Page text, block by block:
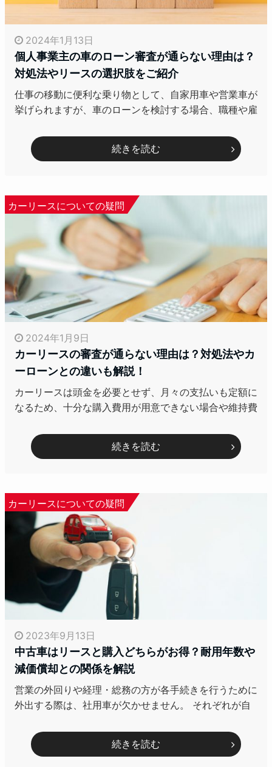
2024年1月13日
個人事業主の車のローン審査が通らない理由は？
対処法やリースの選択肢をご紹介
仕事の移動に便利な乗り物として、自家用車や営業車が
挙げられますが、車のローンを検討する場合、職種や雇
続きを読む
カーリースについての疑問
2024年1月9日
カーリースの審査が通らない理由は？対処法やカ
ーローンとの違いも解説！
カーリースは頭金を必要とせず、月々の支払いも定額に
なるため、十分な購入費用が用意できない場合や維持費
続きを読む
カーリースについての疑問
2023年9月13日
中古車はリースと購入どちらがお得？耐用年数や
減価償却との関係を解説
営業の外回りや経理・総務の方が各手続きを行うために
外出する際は、社用車が欠かせません。 それぞれが自
続きを読む